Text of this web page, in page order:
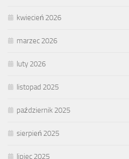
kwiecień 2026
marzec 2026
luty 2026
listopad 2025
październik 2025
sierpień 2025
lipiec 2025